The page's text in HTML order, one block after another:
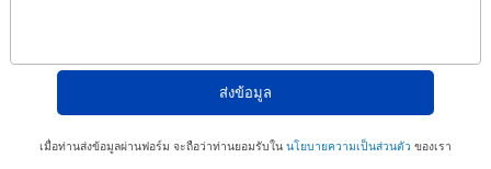
เมื่อท่านส่งข้อมูลผ่านฟอร์ม จะถือว่าท่านยอมรับในนโยบายความเป็นส่วนตัว ของเรา